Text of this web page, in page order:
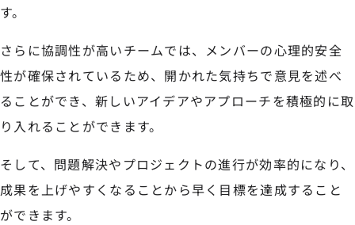
す。
さらに協調性が高いチームでは、メンバーの心理的安全
性が確保されているため、開かれた気持ちで意見を述べ
ることができ、新しいアイデアやアプローチを積極的に取
り入れることができます。
そして、問題解決やプロジェクトの進行が効率的になり、
成果を上げやすくなることから早く目標を達成すること
ができます。